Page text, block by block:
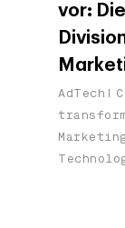
vor:
AdTech